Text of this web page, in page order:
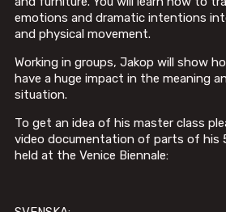
emotions and dramatic intentions
and physical movement.
Working in groups, Jakop will show
have a huge impact in the meaning
situation.
To get an idea of his master class
video documentation of parts of his
held at the Venice Biennale: